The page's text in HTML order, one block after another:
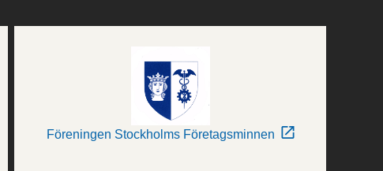
Föreningen Stockholms Företagsminnen